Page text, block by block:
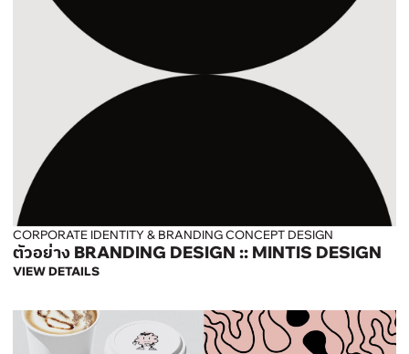
CORPORATE IDENTITY & BRANDING CONCEPT DESIGN
ตัวอย่าง BRANDING DESIGN :: MINTIS DESIGN
VIEW DETAILS